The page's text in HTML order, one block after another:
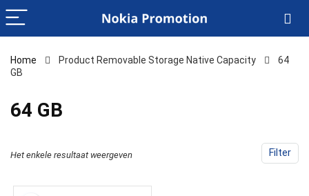
Home Product Removable Storage Native Capacity
‎64
GB
‎64 GB
Filter
Het enkele resultaat weergeven